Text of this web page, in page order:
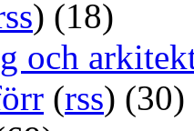
) (18)
och
(rss) (30)